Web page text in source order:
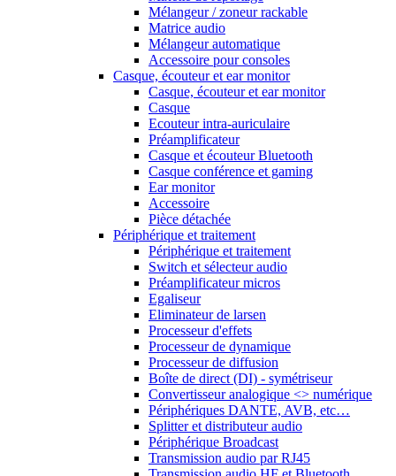
Mélangeur / zoneur rackable
Matrice audio
Mélangeur automatique
Accessoire pour consoles
Casque, écouteur et ear monitor
Casque, écouteur et ear monitor
Casque
Ecouteur intra-auriculaire
Préamplificateur
Casque et écouteur Bluetooth
Casque conférence et gaming
Ear monitor
Accessoire
Pièce détachée
Périphérique et traitement
Périphérique et traitement
Switch et sélecteur audio
Préamplificateur micros
Egaliseur
Eliminateur de larsen
Processeur d'effets
Processeur de dynamique
Processeur de diffusion
Boîte de direct (DI) - symétriseur
Convertisseur analogique <> numérique
Périphériques DANTE, AVB, etc…
Splitter et distributeur audio
Périphérique Broadcast
Transmission audio par RJ45